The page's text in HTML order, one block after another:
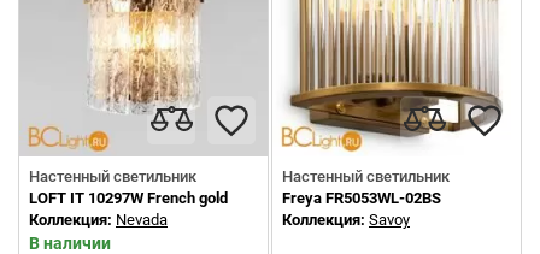
Настенный светильник
LOFT IT 10297W French gold
Коллекция: Nevada
В наличии
Настенный светильник
Freya FR5053WL-02BS
Коллекция: Savoy